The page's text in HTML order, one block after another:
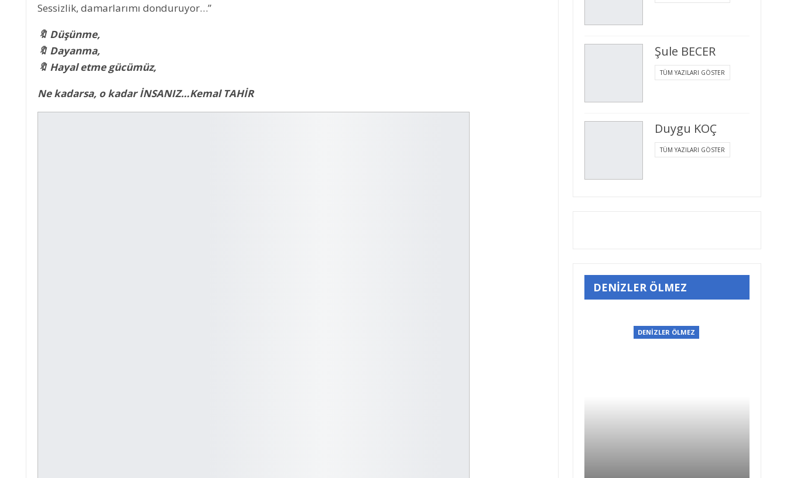
Sessizlik, damarlarımı donduruyor…”
🔖 Düşünme,
🔖 Dayanma,
🔖 Hayal etme gücümüz,
Ne kadarsa, o kadar İNSANIZ…Kemal TAHİR
Şule BECER
TÜM YAZILARI GÖSTER
Duygu KOÇ
TÜM YAZILARI GÖSTER
DENİZLER ÖLMEZ
DENİZLER ÖLMEZ